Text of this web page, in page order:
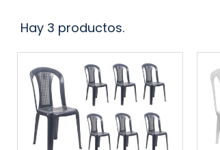
Hay 3 productos.